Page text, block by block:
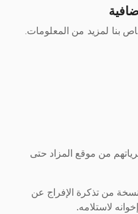
بنا لمزيد من المعلومات.
من موقع المزاد حتى
من تذكرة الإفراج عن
لاستلامه.